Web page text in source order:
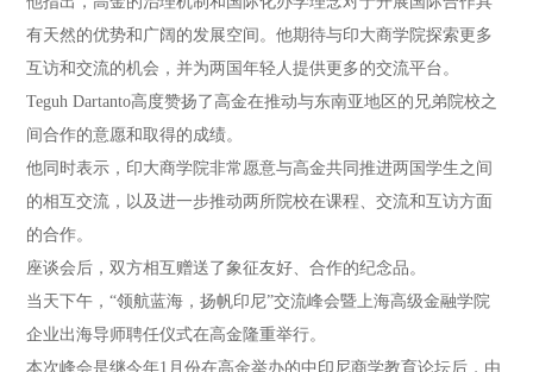
有天然的优势和广阔的发展空间。他期待与印大商学院探索更多
互访和交流的机会，并为两国年轻人提供更多的交流平台。
Teguh Dartanto高度赞扬了高金在推动与东南亚地区的兄弟院校之
间合作的意愿和取得的成绩。
他同时表示，印大商学院非常愿意与高金共同推进两国学生之间
的相互交流，以及进一步推动两所院校在课程、交流和互访方面
的合作。
座谈会后，双方相互赠送了象征友好、合作的纪念品。
当天下午，“领航蓝海，扬帆印尼”交流峰会暨上海高级金融学院
企业出海导师聘任仪式在高金隆重举行。
本次峰会是继今年1月份在高金举办的中印尼商学教育论坛后，由